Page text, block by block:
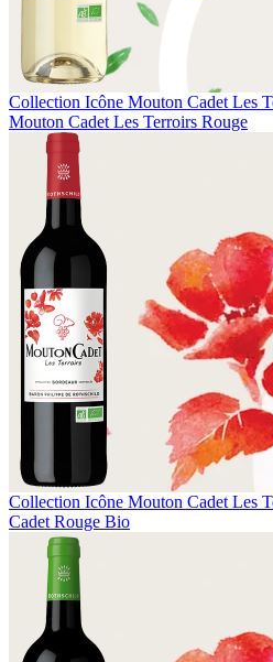
Collection Icône Mouton Cadet Les
Mouton Cadet Les Terroirs Rouge
Collection Icône Mouton Cadet Les
Cadet Rouge Bio